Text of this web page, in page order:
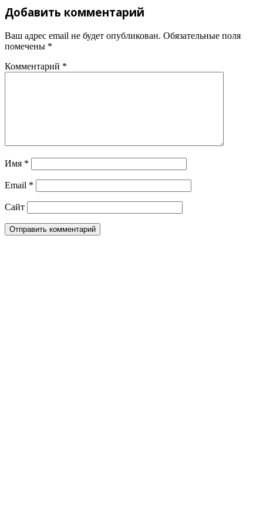
Добавить комментарий
Ваш адрес email не будет опубликован. Обязательные поля
помечены *
Комментарий *
Имя *
Email *
Сайт